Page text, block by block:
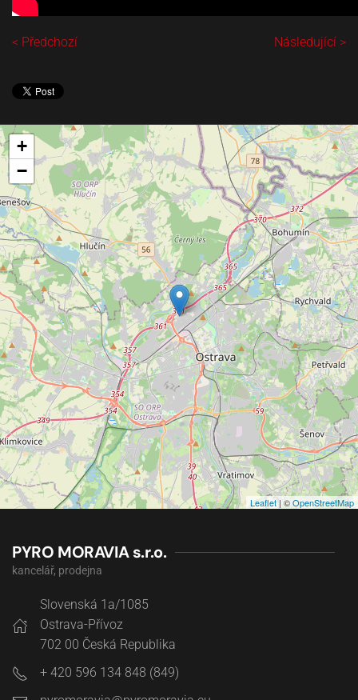
< Předchozí Následující >
+
−
Leaflet| ©OpenStreetMap
PYRO MORAVIA s.r.o.
kancelář, prodejna
Slovenská 1a/1085
Ostrava-Přívoz
702 00 Česká Republika
+ 420 596 134 848 (849)